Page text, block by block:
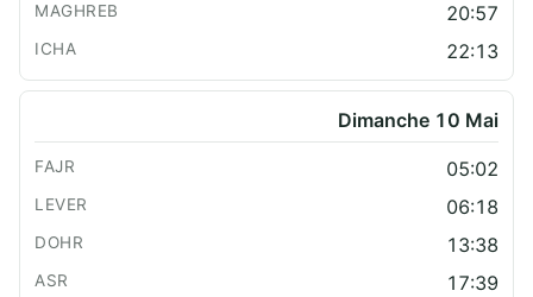
20:57
22:13
Dimanche 10 Mai
05:02
06:18
13:38
17:39